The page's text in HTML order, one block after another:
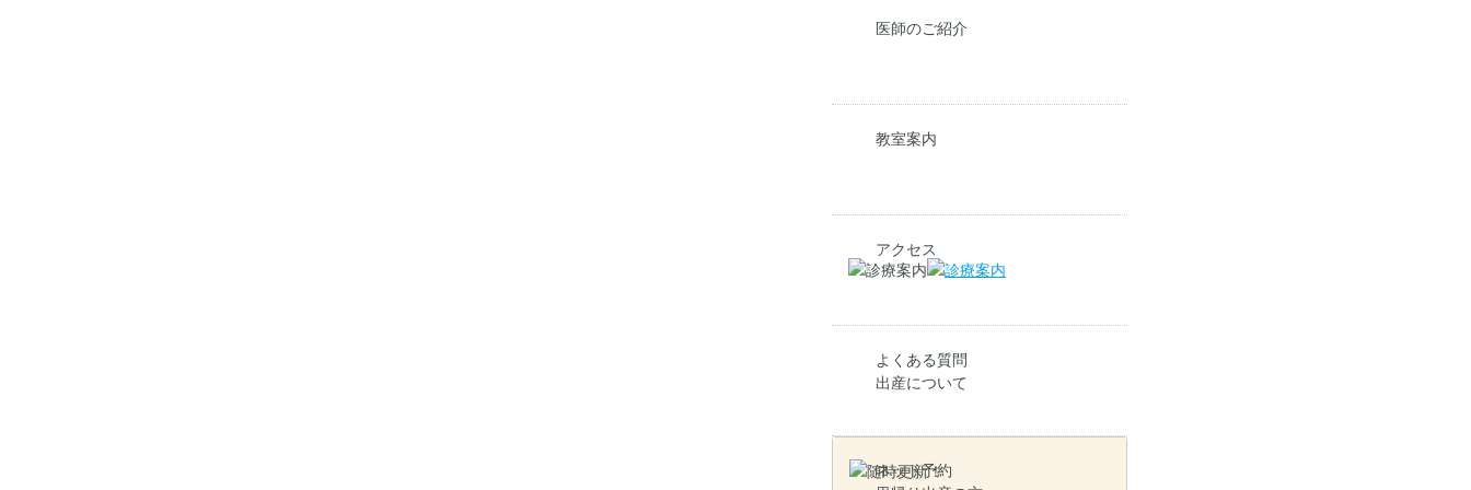
医師のご紹介
教室案内
アクセス
よくある質問
ネット予約
出産について